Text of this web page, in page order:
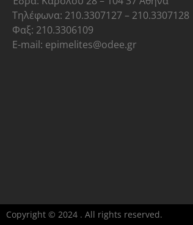
Τηλέφωνα: 210.3307127 – 210.3307128
Φαξ: 210.3306109
E-mail: epimelites@odee.gr
Copyright © 2024 . All rights reserved.